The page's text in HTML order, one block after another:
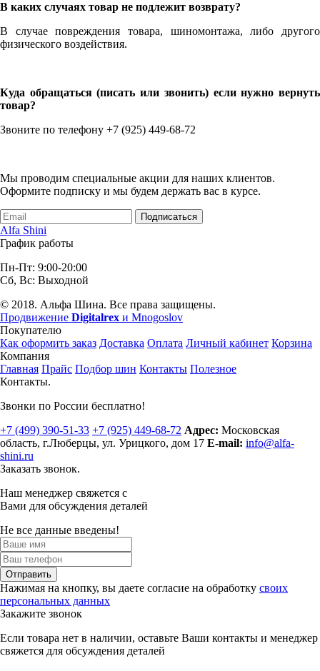
В каких случаях товар не подлежит возврату?
В случае повреждения товара, шиномонтажа, либо другого
физического воздействия.
Куда обращаться (писать или звонить) если нужно вернуть
товар?
Звоните по телефону +7 (925) 449-68-72
Мы проводим специальные акции для наших клиентов.
Оформите подписку и мы будем держать вас в курсе.
Подписаться
Alfa Shini
График работы
Пн-Пт: 9:00-20:00
Сб, Вс: Выходной
© 2018. Альфа Шина. Все права защищены.
Продвижение Digitalrex и Mnogoslov
Покупателю
Как оформить заказ Доставка Оплата Личный кабинет Корзина
Компания
Главная Прайс Подбор шин Контакты Полезное
Контакты.
Звонки по России бесплатно!
+7 (499) 390-51-33 +7 (925) 449-68-72 Адрес: Московская
область, г.Люберцы, ул. Урицкого, дом 17 E-mail: info@alfa-
shini.ru
Заказать звонок.
Наш менеджер свяжется с
Вами для обсуждения деталей
Не все данные введены!
Отправить
Нажимая на кнопку, вы даете согласие на обработку своих
персональных данных
Закажите звонок
Если товара нет в наличии, оставьте Ваши контакты и менеджер
свяжется для обсуждения деталей